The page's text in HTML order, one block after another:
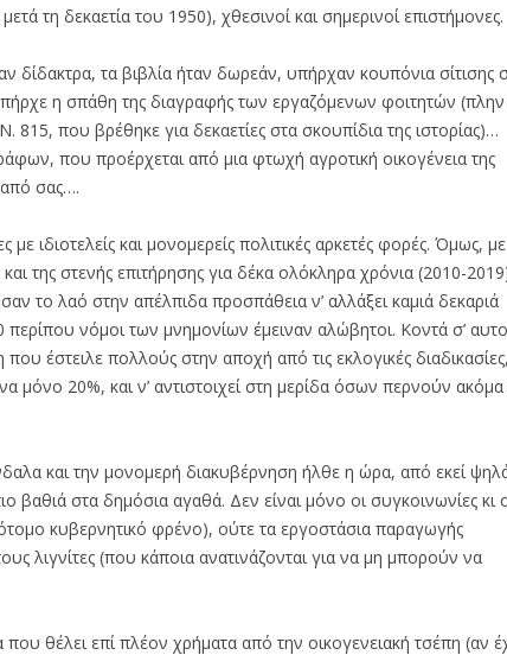
τη δεκαετία του 1950), χθεσινοί και σημερινοί επιστήμονες.
δίδακτρα, τα βιβλία ήταν δωρεάν, υπήρχαν κουπόνια σίτισης
η σπάθη της διαγραφής των εργαζόμενων φοιτητών (πλην
815, που βρέθηκε για δεκαετίες στα σκουπίδια της ιστορίας)…
που προέρχεται από μια φτωχή αγροτική οικογένεια της
από σας….
με ιδιοτελείς και μονομερείς πολιτικές αρκετές φορές. Όμως,
της στενής επιτήρησης για δέκα ολόκληρα χρόνια (2010-
το λαό στην απέλπιδα προσπάθεια ν’ αλλάξει καμιά δεκαριά
νόμοι των μνημονίων έμειναν αλώβητοι. Κοντά σ’
έστειλε πολλούς στην αποχή από τις εκλογικές διαδικασίες,
μόνο 20%, και ν’ αντιστοιχεί στη μερίδα όσων περνούν ακόμα
και την μονομερή διακυβέρνηση ήλθε η ώρα, από εκεί
βαθιά στα δημόσια αγαθά. Δεν είναι μόνο οι συγκοινωνίες κι
κυβερνητικό φρένο), ούτε τα εργοστάσια παραγωγής
λιγνίτες (που κάποια ανατινάζονται για να μη μπορούν να
που θέλει επί πλέον χρήματα από την οικογενειακή τσέπη (αν